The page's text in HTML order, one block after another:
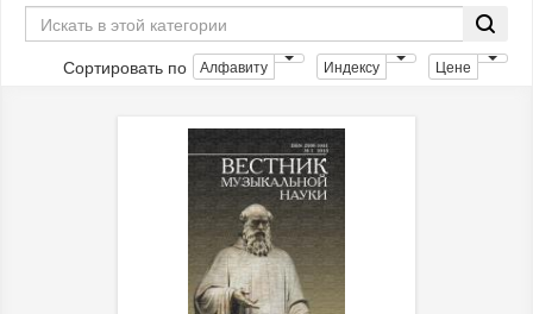
Сортировать по Алфавиту Индексу Цене